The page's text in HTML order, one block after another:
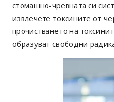
стомашно-чревната си
извлечете токсините от
прочистването на
образуват свободни